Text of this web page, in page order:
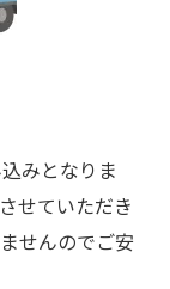
みとなりま
せていただき
せんのでご安